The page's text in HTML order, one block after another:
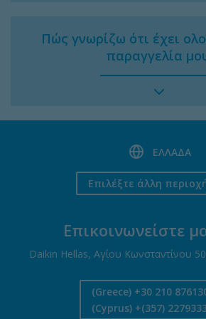
Πώς γνωρίζω ότι έχει
παραγγελία
ΕΛΛΑΔΑ
Επιλέξτε άλλη
Επικοινωνείστε
Daikin Hellas, Αγίου Κωνσταντίνου
(Greece) +30 210
(Cyprus) +(357)